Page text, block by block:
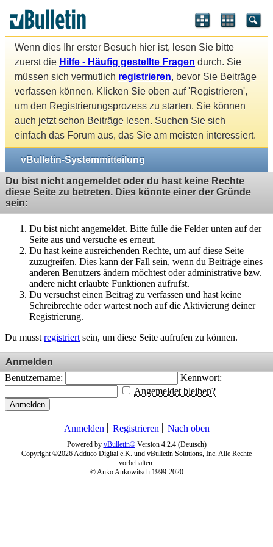
Wenn dies Ihr erster Besuch hier ist, lesen Sie bitte
zuerst die Hilfe - Häufig gestellte Fragen durch. Sie
müssen sich vermutlich registrieren, bevor Sie Beiträge
verfassen können. Klicken Sie oben auf 'Registrieren',
um den Registrierungsprozess zu starten. Sie können
auch jetzt schon Beiträge lesen. Suchen Sie sich
einfach das Forum aus, das Sie am meisten interessiert.
vBulletin-Systemmitteilung
Du bist nicht angemeldet oder du hast keine Rechte
diese Seite zu betreten. Dies könnte einer der Gründe
sein:
Du bist nicht angemeldet. Bitte fülle die Felder unten auf der
Seite aus und versuche es erneut.
Du hast keine ausreichenden Rechte, um auf diese Seite
zuzugreifen. Dies kann der Fall sein, wenn du Beiträge eines
anderen Benutzers ändern möchtest oder administrative bzw.
andere nicht erlaubte Funktionen aufrufst.
Du versuchst einen Beitrag zu verfassen und hast keine
Schreibrechte oder wartest noch auf die Aktivierung deiner
Registrierung.
Du musst registriert sein, um diese Seite aufrufen zu können.
Anmelden
Benutzername:
Kennwort:
Angemeldet bleiben?
Anmelden
Anmelden Registrieren Nach oben
Powered by vBulletin®Version 4.2.4 (Deutsch)
Copyright ©2026 Adduco Digital e.K. und vBulletin Solutions, Inc. Alle Rechte
vorbehalten.
© Anko Ankowitsch 1999-2020